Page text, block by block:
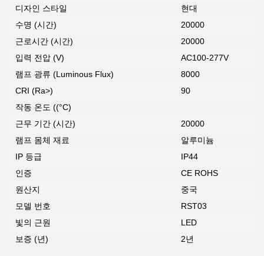
디자인 스타일
현대
수명 (시간)
20000
근로시간 (시간)
20000
입력 전압 (V)
AC100-277V
램프 광류 (Luminous Flux)
8000
CRI (Ra>)
90
작동 온도 ((°C)
근무 기간 (시간)
20000
램프 몸체 재료
알루미늄
IP 등급
IP44
인증
CE ROHS
원산지
중국
모델 번호
RST03
빛의 근원
LED
보증 (년)
2년